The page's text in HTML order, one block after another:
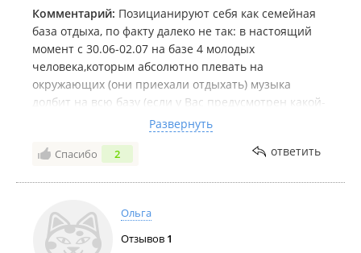
Комментарий: Позицианируют себя как семейная
база отдыха, по факту далеко не так: в настоящий
момент с 30.06-02.07 на базе 4 молодых
человека,которым абсолютно плевать на
окружающих (они приехали отдыхать) музыка
долбит на всю базу (если у Вас предусмотрен какой-
то дневной сон,обратите внимание),маты
круглосуточно не стихая, администратор вынесла
замечание-они её только обсмеяли и вот и всё
бассейн и распитие спиртных напитков прям с
громкими комментариями на всю базу возле
бассейна,что конкретно они выпивают!!!! Если едете
Развернуть
Спасибо 2 ответить
Ольга
Отзывов 1